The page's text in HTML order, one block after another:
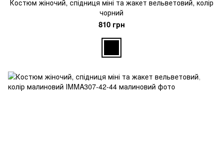
Костюм жіночий, спідниця міні та жакет вельветовий, колір
чорний
810 грн